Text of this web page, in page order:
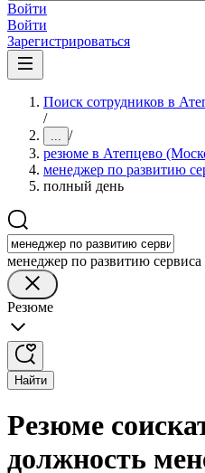
Войти
Войти
Зарегистрироваться
Поиск сотрудников в
/
... /
резюме в Атепцево
менеджер по развитию
полный день
менеджер по развитию сервиса
Резюме
Найти
Резюме
должность